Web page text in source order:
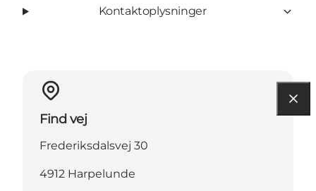
Kontaktoplysninger
Find vej
Frederiksdalsvej 30
4912 Harpelunde